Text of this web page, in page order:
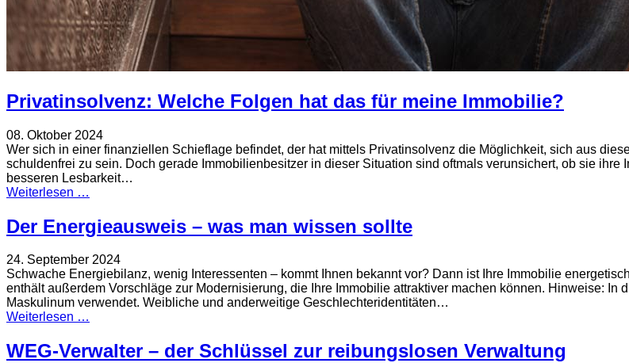
Privatinsolvenz: Welche Folgen hat das für meine Immobilie?
08. Oktober 2024
Wer sich in einer finanziellen Schieflage befindet, der hat mittels Privatinsolvenz die Möglichkeit, sich aus
schuldenfrei zu sein. Doch gerade Immobilienbesitzer in dieser Situation sind oftmals verunsichert, ob sie
besseren Lesbarkeit…
Weiterlesen …
Der Energieausweis – was man wissen sollte
24. September 2024
Schwache Energiebilanz, wenig Interessenten – kommt Ihnen bekannt vor? Dann ist Ihre Immobilie
enthält außerdem Vorschläge zur Modernisierung, die Ihre Immobilie attraktiver machen können. Hinweise: In
Maskulinum verwendet. Weibliche und anderweitige Geschlechteridentitäten…
Weiterlesen …
WEG-Verwalter – der Schlüssel zur reibungslosen Verwaltung